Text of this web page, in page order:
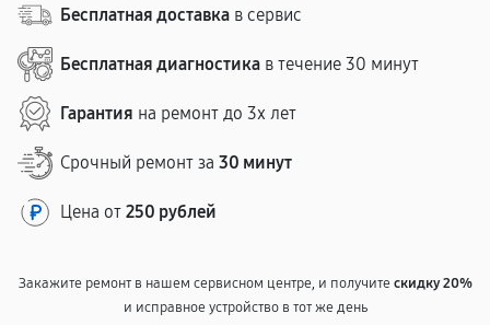
Бесплатная доставка в сервис
Бесплатная диагностика в течение 30 минут
Гарантия на ремонт до 3х лет
Срочный ремонт за 30 минут
Цена от 250 рублей
Закажите ремонт в нашем сервисном центре, и получитескидку 20%
и исправное устройство в тот же день